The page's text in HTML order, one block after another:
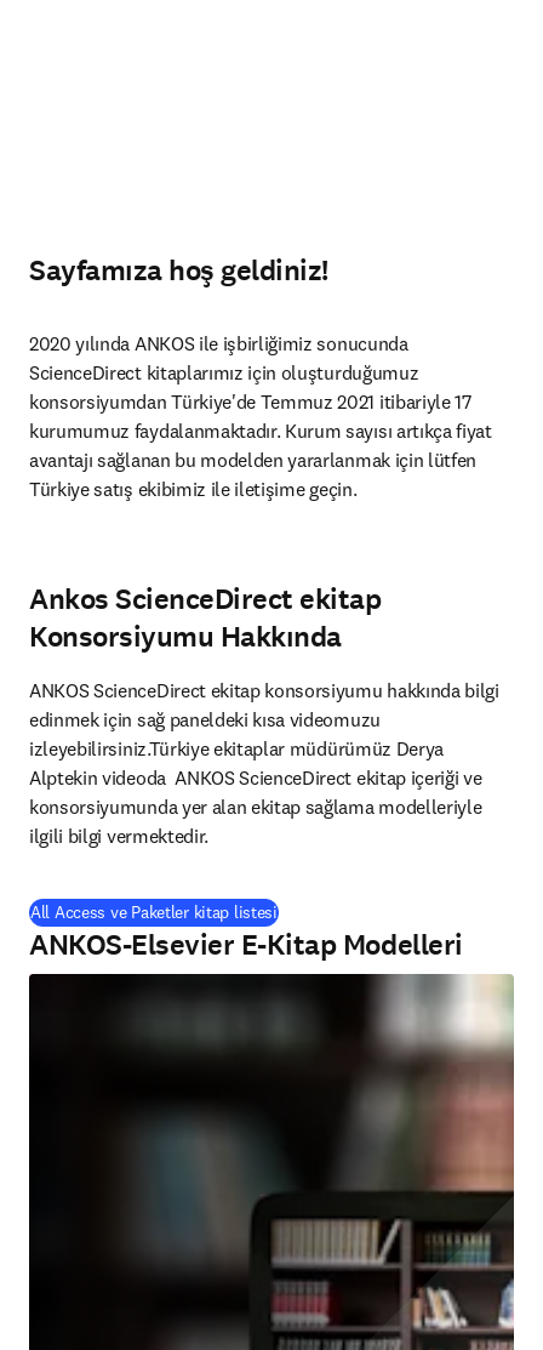
Sayfamıza hoş geldiniz!
2020 yılında ANKOS ile işbirliğimiz sonucunda
ScienceDirect kitaplarımız için oluşturduğumuz
konsorsiyumdan Türkiye'de Temmuz 2021 itibariyle 17
kurumumuz faydalanmaktadır. Kurum sayısı artıkça fiyat
avantajı sağlanan bu modelden yararlanmak için lütfen
Türkiye satış ekibimiz ile iletişime geçin.
Ankos ScienceDirect ekitap
Konsorsiyumu Hakkında
ANKOS ScienceDirect ekitap konsorsiyumu hakkında bilgi
edinmek için sağ paneldeki kısa videomuzu
izleyebilirsiniz.Türkiye ekitaplar müdürümüz Derya
Alptekin videoda  ANKOS ScienceDirect ekitap içeriği ve
konsorsiyumunda yer alan ekitap sağlama modelleriyle
ilgili bilgi vermektedir.
All Access ve Paketler kitap listesi
ANKOS-Elsevier E-Kitap Modelleri